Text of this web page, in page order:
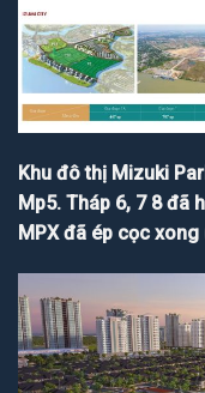
Khu đô thị Mizuki
Mp5. Tháp 6, 7 8 đã
MPX đã ép cọc